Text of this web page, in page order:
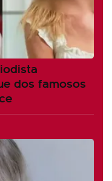
dos famosos